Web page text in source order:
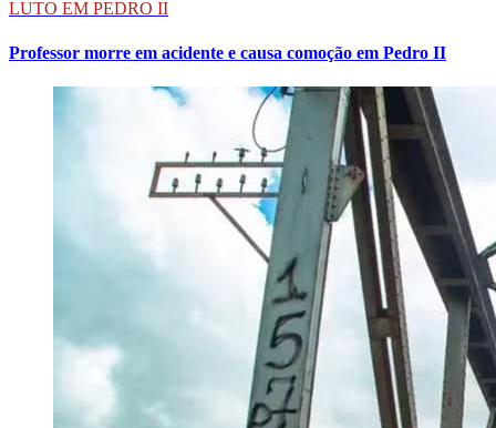
LUTO EM PEDRO II
Professor morre em acidente e causa comoção em Pedro II